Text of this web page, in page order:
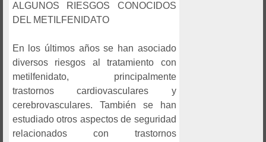
ALGUNOS RIESGOS CONOCIDOS
DEL METILFENIDATO
En los últimos años se han asociado
diversos riesgos al tratamiento con
metilfenidato, principalmente
trastornos cardiovasculares y
cerebrovasculares. También se han
estudiado otros aspectos de seguridad
relacionados con trastornos